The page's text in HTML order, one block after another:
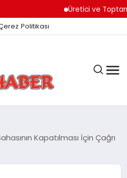
Üretici ve Toptancılar
Politikası
Kapatılması İçin Çağrı